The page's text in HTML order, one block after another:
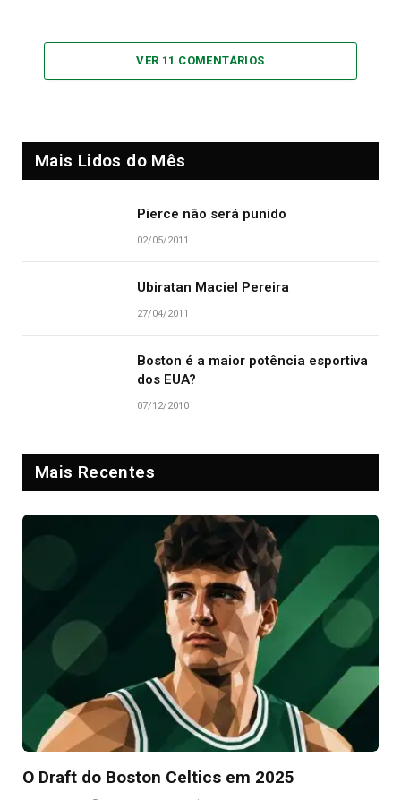
VER 11 COMENTÁRIOS
Mais Lidos do Mês
Pierce não será punido
02/05/2011
Ubiratan Maciel Pereira
27/04/2011
Boston é a maior potência esportiva
dos EUA?
07/12/2010
Mais Recentes
O Draft do Boston Celtics em 2025